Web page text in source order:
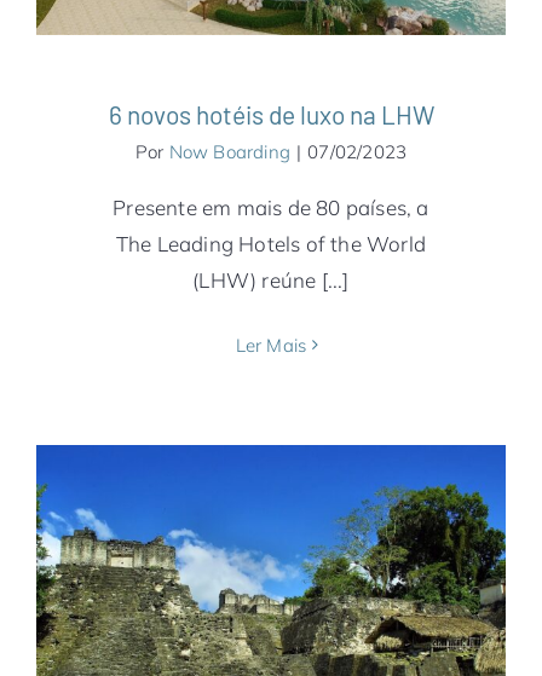
6 novos hotéis de luxo na LHW
Por Now Boarding | 07/02/2023
Presente em mais de 80 países, a
The Leading Hotels of the World
(LHW) reúne [...]
Ler Mais
10 sítios arqueológicos para visitar
América do Sul Ásia Camboja Destaques
Egito Europa Grécia Israel Itália Jordânia
Notícias Oriente Médio Peru Turquia